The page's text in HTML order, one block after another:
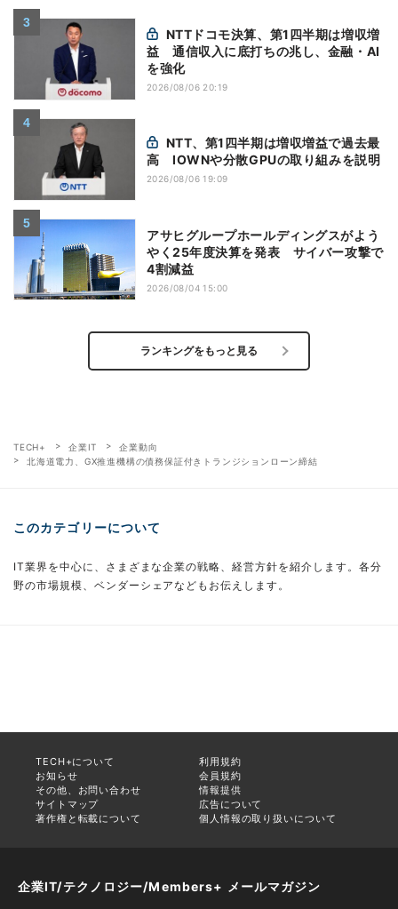
益 通信収入に底打ちの兆し、金融・AI
を強化
2026/08/06 20:19
高 IOWNや分散GPUの取り組みを説明
2026/08/06 19:09
アサヒグループホールディングスがよう
やく25年度決算を発表 サイバー攻撃で
4割減益
2026/08/04 15:00
ランキングをもっと見る
TECH+ 企業IT
企業動向
北海道電力、GX推進機構の債務保証付きトランジションローン締結
このカテゴリーについて
IT業界を中心に、さまざまな企業の戦略、経営方針を紹介します。各分
野の市場規模、ベンダーシェアなどもお伝えします。
TECH+について
利用規約
お知らせ
会員規約
その他、お問い合わせ
情報提供
サイトマップ
広告について
著作権と転載について
個人情報の取り扱いについて
企業IT/テクノロジー/Members+ メールマガジン